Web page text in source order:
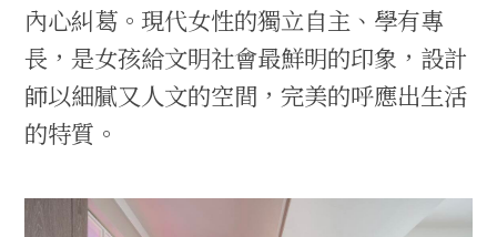
內心糾葛。現代女性的獨立自主、學有專
長，是女孩給文明社會最鮮明的印象，設計
師以細膩又人文的空間，完美的呼應出生活
的特質。